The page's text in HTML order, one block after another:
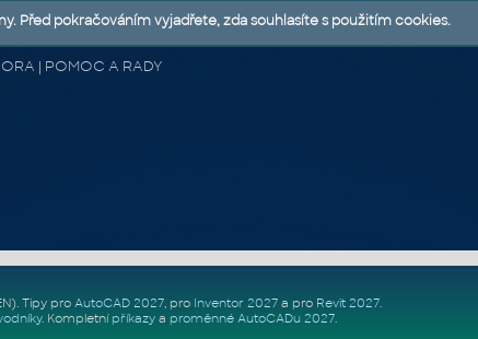
| POMOC A RADY
. Tipy pro AutoCAD 2027, pro Inventor 2027a pro Revit 2027.
. Kompletní příkazya proměnné AutoCADu 2027.
Před pokračováním vyjadřete, zda souhlasíte s použitím cookies.